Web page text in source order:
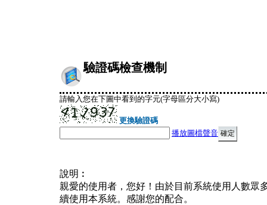
驗證碼檢查機制
請輸入您在下圖中看到的字元(字母區分大小寫)
更換驗證碼
播放圖檔聲音
說明︰
親愛的使用者，您好！由於目前系統使用人數眾
續使用本系統。感謝您的配合。